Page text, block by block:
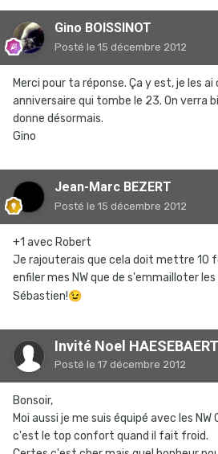
Gino BOISSINOT
Posté le 15 décembre 2012
Merci pour ta réponse. Ça y est, je les
anniversaire qui tombe le 23. On verra
donne désormais.
Gino
Jean-Marc BEZERT
Posté le 15 décembre 2012
+1 avec Robert
Je rajouterais que cela doit mettre 10
enfiler mes NW que de s'emmailloter
Sébastien!😉
Invité Noel HAESEBAERT
Posté le 17 décembre 2012
Bonsoir,
Moi aussi je me suis équipé avec les
c'est le top confort quand il fait froid.